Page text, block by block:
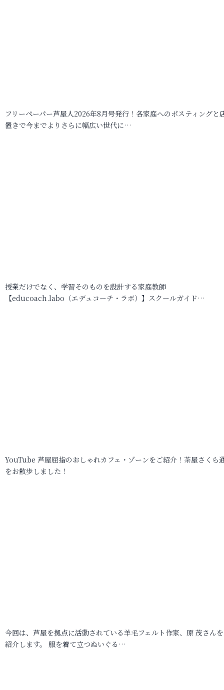
フリーペーパー芦屋人2026年8月号発行！各家庭へのポスティングと
置きで今までよりさらに幅広い世代に…
授業だけでなく、学習そのものを設計する家庭教師
【educoach.labo（エデュコーチ・ラボ）】スクールガイド…
YouTube 芦屋屈指のおしゃれカフェ・ゾーンをご紹介！茶屋さくら
をお散歩しました！
今回は、芦屋を拠点に活動されている羊毛フェルト作家、原 茂さん
紹介します。 服を着て立つぬいぐる…